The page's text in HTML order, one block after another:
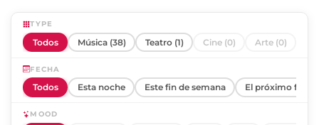
TYPE
Todos Música (38) Teatro (1) Cine (0) Arte (0)
FECHA
Todos Esta noche Este fin de semana El próximo fin
MOOD